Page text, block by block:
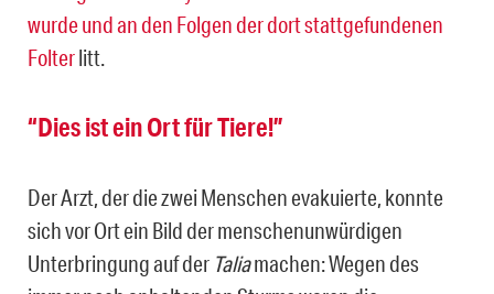
wurde und an den Folgen der dort stattgefundenen
Folterlitt.
“Dies ist ein Ort für Tiere!”
Der Arzt, der die zwei Menschen evakuierte, konnte
sich vor Ort ein Bild der menschenunwürdigen
Unterbringung auf der Taliamachen: Wegen des